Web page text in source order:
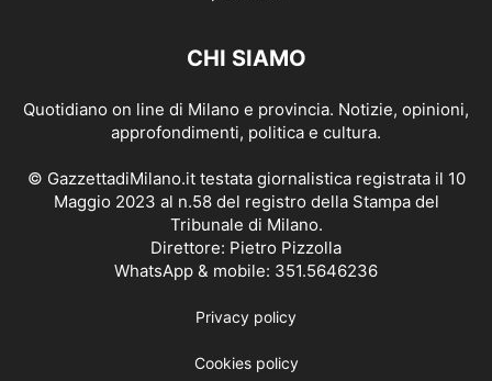
CHI SIAMO
Quotidiano on line di Milano e provincia. Notizie, opinioni,
approfondimenti, politica e cultura.
© GazzettadiMilano.it testata giornalistica registrata il 10
Maggio 2023 al n.58 del registro della Stampa del
Tribunale di Milano.
Direttore: Pietro Pizzolla
WhatsApp & mobile: 351.5646236
Privacy policy
Cookies policy